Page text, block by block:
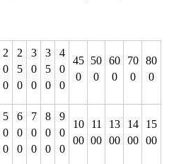
2
0
0
2
5
0
3
0
0
3
5
0
4
0
0
45
0
50
0
60
0
70
0
80
0
5
0
0
6
0
0
7
0
0
8
0
0
9
0
0
10
00
11
00
13
00
14
00
15
00